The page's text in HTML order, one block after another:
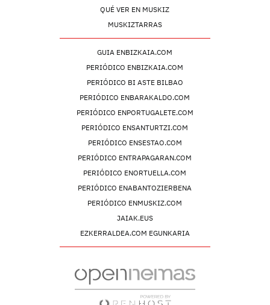
QUÉ VER EN MUSKIZ
MUSKIZTARRAS
GUIA ENBIZKAIA.COM
PERIÓDICO ENBIZKAIA.COM
PERIÓDICO BI ASTE BILBAO
PERIÓDICO ENBARAKALDO.COM
PERIÓDICO ENPORTUGALETE.COM
PERIÓDICO ENSANTURTZI.COM
PERIÓDICO ENSESTAO.COM
PERIÓDICO ENTRAPAGARAN.COM
PERIÓDICO ENORTUELLA.COM
PERIÓDICO ENABANTOZIERBENA
PERIÓDICO ENMUSKIZ.COM
JAIAK.EUS
EZKERRALDEA.COM EGUNKARIA